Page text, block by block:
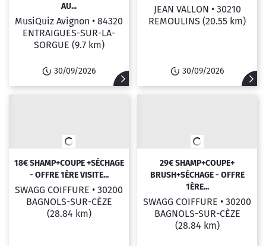
AU...
MusiQuiz Avignon • 84320
ENTRAIGUES-SUR-LA-
SORGUE (9.7 km)
30/09/2026
JEAN VALLON • 30210
REMOULINS (20.55 km)
30/09/2026
18€ SHAMP+COUPE +SÉCHAGE
- OFFRE 1ÈRE VISITE...
SWAGG COIFFURE • 30200
BAGNOLS-SUR-CÈZE
(28.84 km)
29€ SHAMP+COUPE+
BRUSH+SÉCHAGE - OFFRE
1ÈRE...
SWAGG COIFFURE • 30200
BAGNOLS-SUR-CÈZE
(28.84 km)